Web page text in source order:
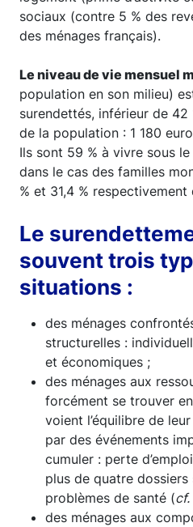
sociaux (contre 5 % des
des ménages français).
Le niveau de vie mensuel
population en son milieu)
surendettés, inférieur de 42
de la population : 1 180
Ils sont 59 % à vivre sous
dans le cas des familles
% et 31,4 %
Le
souvent trois
situations :
des ménages
structurelles :
et économiques ;
des ménages aux
forcément se trouver
voient l’équilibre de
par des événements
cumuler : perte
plus de quatre
problèmes de santé (cf.
des ménages aux